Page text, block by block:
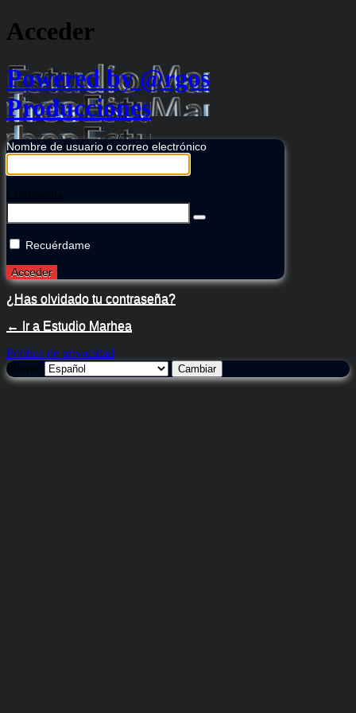
Acceder
Powered by @rgos
Producciones
Nombre de usuario o correo electrónico
Contraseña
Recuérdame
¿Has olvidado tu contraseña?
← Ir a Estudio Marhea
Política de privacidad
Idioma